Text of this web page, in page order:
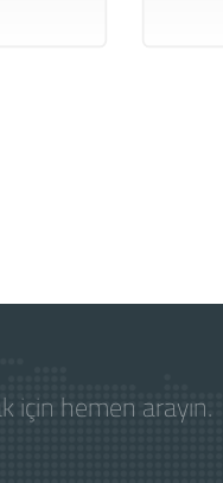
için hemen arayın.